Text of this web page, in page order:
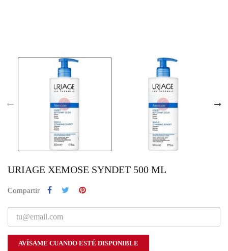
URIAGE XEMOSE SYNDET 500 ML
Compartir
AVÍSAME CUANDO ESTÉ DISPONIBLE